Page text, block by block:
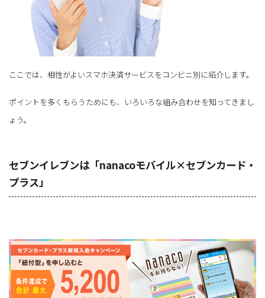
ここでは、相性がよいスマホ決済サービスをコンビニ別に紹介します。
ポイントを多くもらうためにも、いろいろな組み合わせを知ってきまし
ょう。
セブンイレブンは「nanacoモバイル×セブンカード・
プラス」